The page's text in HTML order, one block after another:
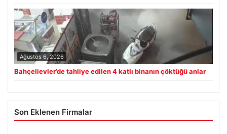
Ağustos 6, 2026
Bahçelievler’de tahliye edilen 4 katlı binanın çöktüğü anlar
Son Eklenen Firmalar